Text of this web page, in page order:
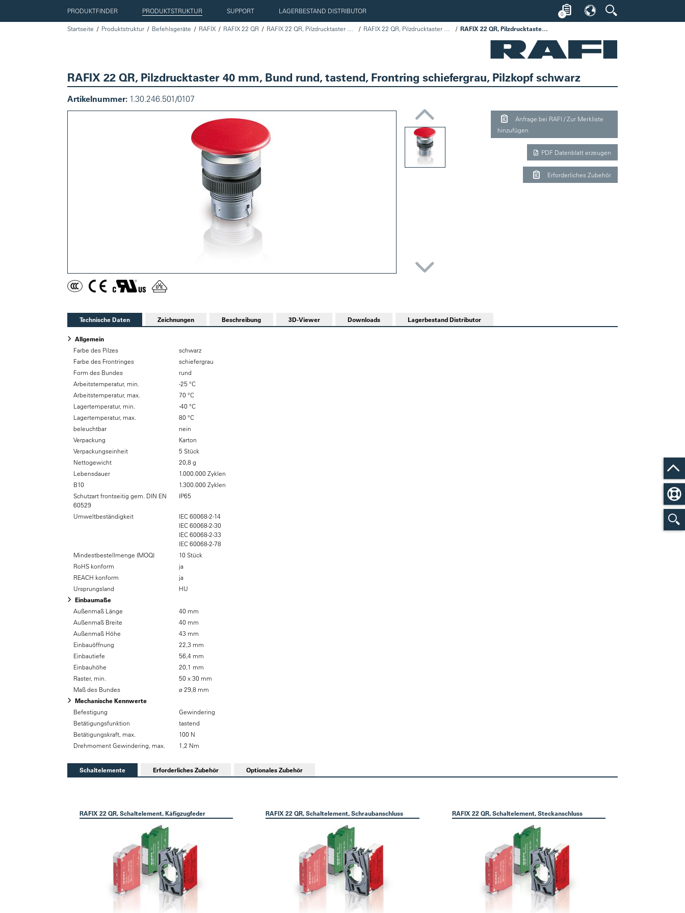
PRODUKTFINDER PRODUKTSTRUKTUR SUPPORT LAGERBESTAND DISTRIBUTOR 0
Startseite Produktstruktur Befehlsgeräte RAFIX RAFIX 22 QR RAFIX 22 QR, Pilzdrucktaster 40 mm, Bund rund, tastend, Frontring schiefergrau, Pilzkopf schwarz
RAFIX 22 QR, Pilzdrucktaster 40 mm, Bund rund, tastend, Frontring schiefergrau, Pilzkopf schwarz
Artikelnummer: 1.30.246.501/0107
hinzufügen
PDF Datenblatt erzeugen
Erforderliches Zubehör
Technische Daten Zeichnungen Beschreibung 3D-Viewer Downloads Lagerbestand Distributor
Allgemein
Farbe des Pilzes
schwarz
Farbe des Frontringes
schiefergrau
Form des Bundes
rund
Arbeitstemperatur, min.
-25 °C
Arbeitstemperatur, max.
70 °C
Lagertemperatur, min.
-40 °C
Lagertemperatur, max.
80 °C
beleuchtbar
nein
Verpackung
Karton
Verpackungseinheit
5 Stück
Nettogewicht
20,8 g
Lebensdauer
1.000.000 Zyklen
B10
1.300.000 Zyklen
Schutzart frontseitig gem. DIN EN
60529
IP65
Umweltbeständigkeit
IEC 60068-2-14
IEC 60068-2-30
IEC 60068-2-33
IEC 60068-2-78
Mindestbestellmenge (MOQ)
10 Stück
RoHS konform
ja
REACH konform
ja
Ursprungsland
HU
Einbaumaße
Außenmaß Länge
40 mm
Außenmaß Breite
40 mm
Außenmaß Höhe
43 mm
Einbauöffnung
22,3 mm
Einbautiefe
56,4 mm
Einbauhöhe
20,1 mm
Raster, min.
50 x 30 mm
Maß des Bundes
ø 29,8 mm
Mechanische Kennwerte
Befestigung
Gewindering
Betätigungsfunktion
tastend
Betätigungskraft, max.
100 N
Drehmoment Gewindering, max.
1,2 Nm
Schaltelemente Erforderliches Zubehör Optionales Zubehör
RAFIX 22 QR, Schaltelement, Käfigzugfeder RAFIX 22 QR, Schaltelement, Schraubanschluss RAFIX 22 QR, Schaltelement, Steckanschluss